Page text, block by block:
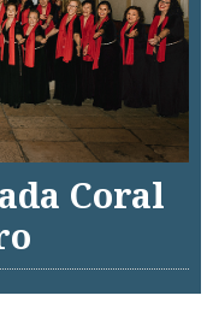
Coral